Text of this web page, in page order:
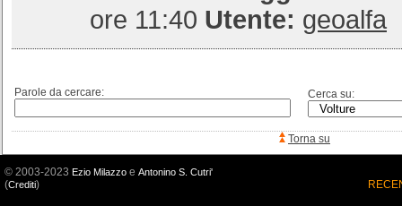
ore 11:40 Utente: geoalfa
Parole da cercare: Cerca su:
Torna su
© 2003-2023 Ezio Milazzo e Antonino S. Cutri'
(Crediti)